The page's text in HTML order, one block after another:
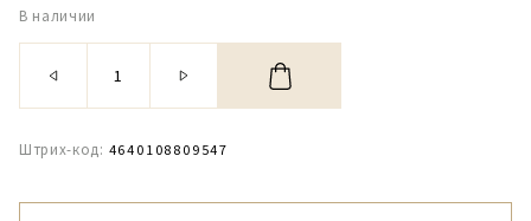
В наличии
Штрих-код: 4640108809547